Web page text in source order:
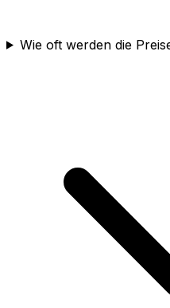
Wie oft werden die